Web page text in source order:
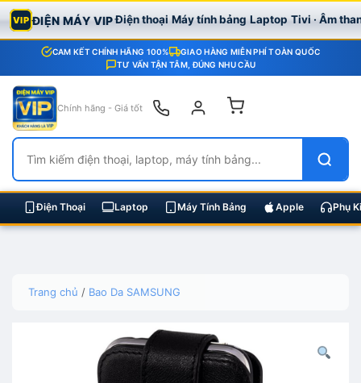
VIP ĐIỆN MÁY VIPĐiện thoại Máy tính bảng Laptop Tivi · Âm
CAM KẾT CHÍNH HÃNG 100%
GIAO HÀNG MIỄN PHÍ TOÀN QUỐC
TƯ VẤN TẬN TÂM, ĐÚNG NHU CẦU
Chính hãng - Giá tốt
Điện Thoại Laptop Máy Tính Bảng Apple Phụ
Trang chủ / Bao Da SAMSUNG